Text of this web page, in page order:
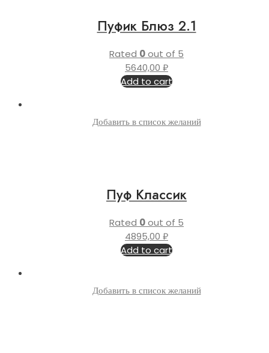
Пуфик Блюз 2.1
Rated 0out of 5
5640,00 ₽
Add to cart
Добавить в список желаний
Пуф Классик
Rated 0out of 5
4895,00 ₽
Add to cart
Добавить в список желаний